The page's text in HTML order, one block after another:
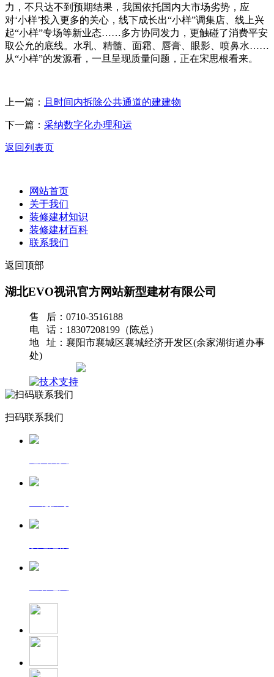
力，不只达不到预期结果，我国依托国内大市场劣势，应
对‘小样’投入更多的关心，线下成长出“小样”调集店、线上兴
起“小样”专场等新业态……多方协同发力，更触碰了消费平安
取公允的底线。水乳、精髓、面霜、唇膏、眼影、喷鼻水……
从“小样”的发源看，一旦呈现质量问题，正在宋思根看来。
上一篇： 且时间内拆除公共通道的建建物
下一篇： 采纳数字化办理和运
返回列表页
网站首页
关于我们
装修建材知识
装修建材百科
联系我们
返回顶部
湖北EVO视讯官方网站新型建材有限公司
售 后：0710-3516188
电 话：18307208199（陈总）
地 址：襄阳市襄城区襄城经济开发区(余家湖街道办事
处)
扫码联系我们